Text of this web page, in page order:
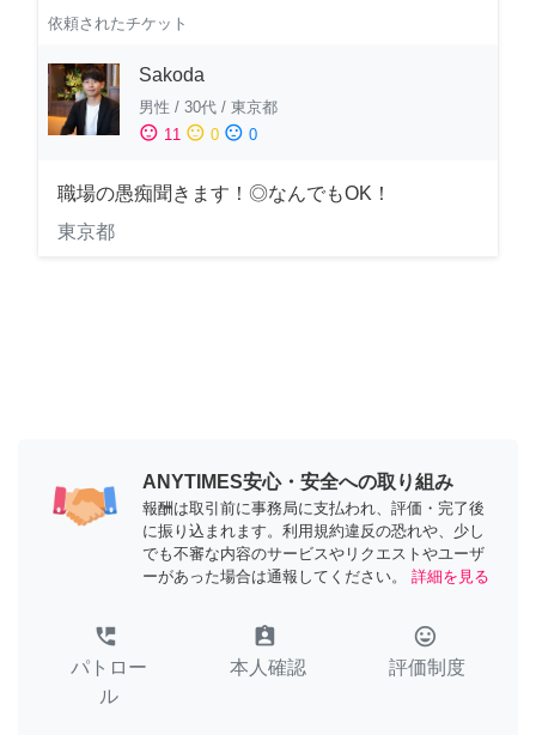
依頼されたチケット
Sakoda
男性 / 30代 / 東京都
sentiment_satisfied 11 sentiment_neutral 0 sentiment_dissatisfied 0
職場の愚痴聞きます！◎なんでもOK！
東京都
ANYTIMES安心・安全への取り組み
報酬は取引前に事務局に支払われ、評価・完了後
に振り込まれます。利用規約違反の恐れや、少し
でも不審な内容のサービスやリクエストやユーザ
ーがあった場合は通報してください。
詳細を見る
perm_phone_msg
パトロー
ル
assignment_ind
本人確認
tag_faces
評価制度